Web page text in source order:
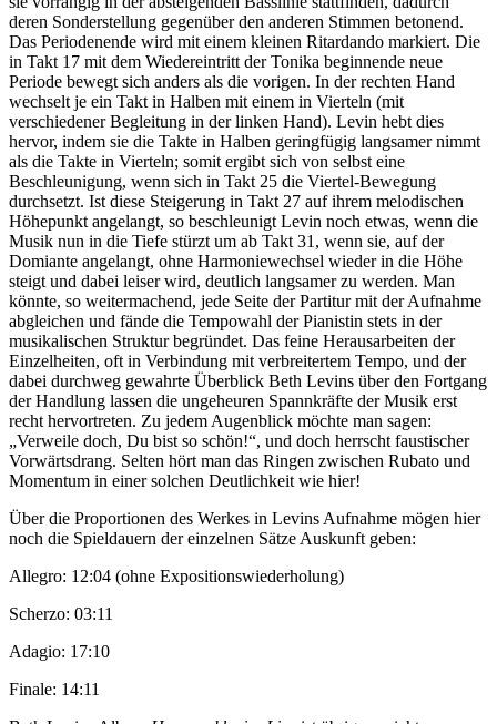
deren Sonderstellung gegenüber den anderen Stimmen betonend.
Das Periodenende wird mit einem kleinen Ritardando markiert. Die
in Takt 17 mit dem Wiedereintritt der Tonika beginnende neue
Periode bewegt sich anders als die vorigen. In der rechten Hand
wechselt je ein Takt in Halben mit einem in Vierteln (mit
verschiedener Begleitung in der linken Hand). Levin hebt dies
hervor, indem sie die Takte in Halben geringfügig langsamer nimmt
als die Takte in Vierteln; somit ergibt sich von selbst eine
Beschleunigung, wenn sich in Takt 25 die Viertel-Bewegung
durchsetzt. Ist diese Steigerung in Takt 27 auf ihrem melodischen
Höhepunkt angelangt, so beschleunigt Levin noch etwas, wenn die
Musik nun in die Tiefe stürzt um ab Takt 31, wenn sie, auf der
Domiante angelangt, ohne Harmoniewechsel wieder in die Höhe
steigt und dabei leiser wird, deutlich langsamer zu werden. Man
könnte, so weitermachend, jede Seite der Partitur mit der Aufnahme
abgleichen und fände die Tempowahl der Pianistin stets in der
musikalischen Struktur begründet. Das feine Herausarbeiten der
Einzelheiten, oft in Verbindung mit verbreitertem Tempo, und der
dabei durchweg gewahrte Überblick Beth Levins über den Fortgang
der Handlung lassen die ungeheuren Spannkräfte der Musik erst
recht hervortreten. Zu jedem Augenblick möchte man sagen:
„Verweile doch, Du bist so schön!“, und doch herrscht faustischer
Vorwärtsdrang. Selten hört man das Ringen zwischen Rubato und
Momentum in einer solchen Deutlichkeit wie hier!
Über die Proportionen des Werkes in Levins Aufnahme mögen hier
noch die Spieldauern der einzelnen Sätze Auskunft geben:
Allegro: 12:04 (ohne Expositionswiederholung)
Scherzo: 03:11
Adagio: 17:10
Finale: 14:11